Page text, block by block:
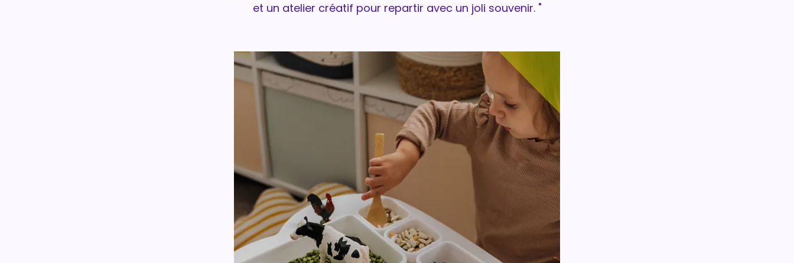
et un atelier créatif pour repartir avec un joli souvenir. "